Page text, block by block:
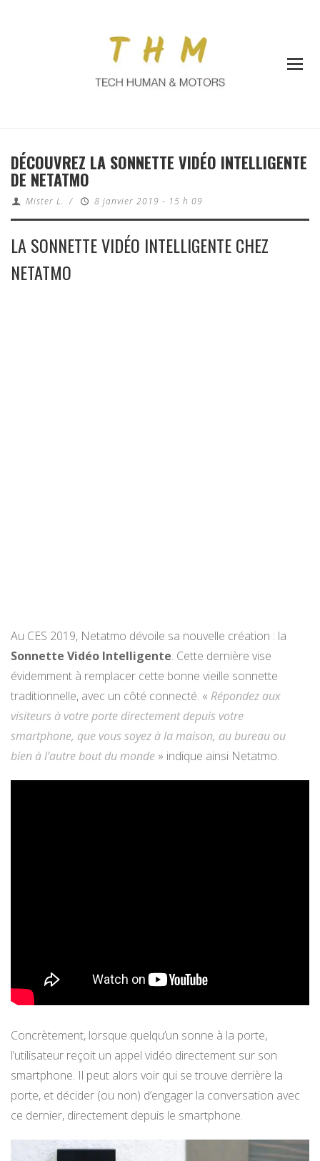
DÉCOUVREZ LA SONNETTE VIDÉO INTELLIGENTE
DE NETATMO
Mister L. / 8 janvier 2019 - 15 h 09
LA SONNETTE VIDÉO INTELLIGENTE CHEZ
NETATMO
Au CES 2019, Netatmo dévoile sa nouvelle création : la
Sonnette Vidéo Intelligente. Cette dernière vise
évidemment à remplacer cette bonne vieille sonnette
traditionnelle, avec un côté connecté. « Répondez aux
visiteurs à votre porte directement depuis votre
smartphone, que vous soyez à la maison, au bureau ou
bien à l’autre bout du monde » indique ainsi Netatmo.
Concrètement, lorsque quelqu’un sonne à la porte,
l’utilisateur reçoit un appel vidéo directement sur son
smartphone. Il peut alors voir qui se trouve derrière la
porte, et décider (ou non) d’engager la conversation avec
ce dernier, directement depuis le smartphone.